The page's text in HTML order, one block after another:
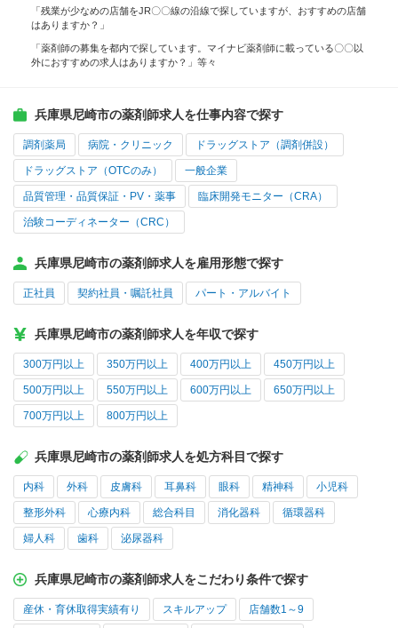
「残業が少なめの店舗をJR〇〇線の沿線で探していますが、おすすめの店舗
はありますか？」
「薬剤師の募集を都内で探しています。マイナビ薬剤師に載っている〇〇以
外におすすめの求人はありますか？」等々
兵庫県尼崎市の薬剤師求人を仕事内容で探す
調剤薬局 病院・クリニック ドラッグストア（調剤併設）
ドラッグストア（OTCのみ） 一般企業
品質管理・品質保証・PV・薬事 臨床開発モニター（CRA）
治験コーディネーター（CRC）
兵庫県尼崎市の薬剤師求人を雇用形態で探す
正社員 契約社員・嘱託社員 パート・アルバイト
兵庫県尼崎市の薬剤師求人を年収で探す
300万円以上 350万円以上 400万円以上 450万円以上
500万円以上 550万円以上 600万円以上 650万円以上
700万円以上 800万円以上
兵庫県尼崎市の薬剤師求人を処方科目で探す
内科 外科 皮膚科 耳鼻科 眼科 精神科 小児科
整形外科 心療内科 総合科目 消化器科 循環器科
婦人科 歯科 泌尿器科
兵庫県尼崎市の薬剤師求人をこだわり条件で探す
産休・育休取得実績有り スキルアップ 店舗数1～9